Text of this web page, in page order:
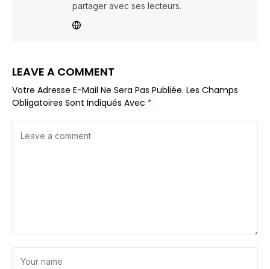
partager avec ses lecteurs.
LEAVE A COMMENT
Votre Adresse E-Mail Ne Sera Pas Publiée. Les Champs
Obligatoires Sont Indiqués Avec *